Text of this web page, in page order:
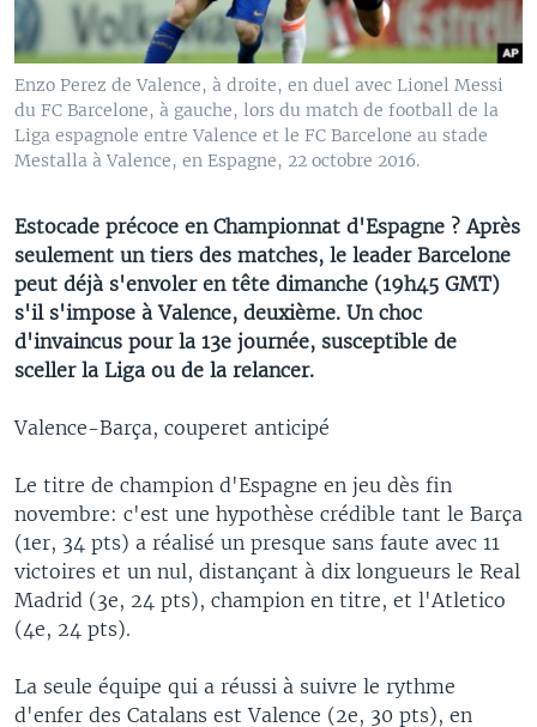
Enzo Perez de Valence, à droite, en duel avec Lionel Messi
du FC Barcelone, à gauche, lors du match de football de la
Liga espagnole entre Valence et le FC Barcelone au stade
Mestalla à Valence, en Espagne, 22 octobre 2016.
Estocade précoce en Championnat d'Espagne ? Après
seulement un tiers des matches, le leader Barcelone
peut déjà s'envoler en tête dimanche (19h45 GMT)
s'il s'impose à Valence, deuxième. Un choc
d'invaincus pour la 13e journée, susceptible de
sceller la Liga ou de la relancer.
Valence-Barça, couperet anticipé
Le titre de champion d'Espagne en jeu dès fin
novembre: c'est une hypothèse crédible tant le Barça
(1er, 34 pts) a réalisé un presque sans faute avec 11
victoires et un nul, distançant à dix longueurs le Real
Madrid (3e, 24 pts), champion en titre, et l'Atletico
(4e, 24 pts).
La seule équipe qui a réussi à suivre le rythme
d'enfer des Catalans est Valence (2e, 30 pts), en